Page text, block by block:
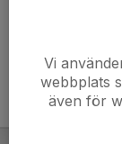
Vi
webbplats
även för